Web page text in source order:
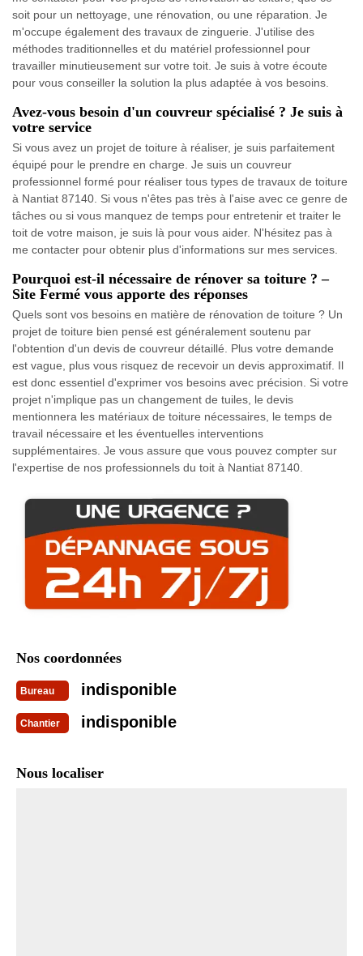
soit pour un nettoyage, une rénovation, ou une réparation. Je
m'occupe également des travaux de zinguerie. J'utilise des
méthodes traditionnelles et du matériel professionnel pour
travailler minutieusement sur votre toit. Je suis à votre écoute
pour vous conseiller la solution la plus adaptée à vos besoins.
Avez-vous besoin d'un couvreur spécialisé ? Je suis à
votre service
Si vous avez un projet de toiture à réaliser, je suis parfaitement
équipé pour le prendre en charge. Je suis un couvreur
professionnel formé pour réaliser tous types de travaux de toiture
à Nantiat 87140. Si vous n'êtes pas très à l'aise avec ce genre de
tâches ou si vous manquez de temps pour entretenir et traiter le
toit de votre maison, je suis là pour vous aider. N'hésitez pas à
me contacter pour obtenir plus d'informations sur mes services.
Pourquoi est-il nécessaire de rénover sa toiture ? –
Site Fermé vous apporte des réponses
Quels sont vos besoins en matière de rénovation de toiture ? Un
projet de toiture bien pensé est généralement soutenu par
l'obtention d'un devis de couvreur détaillé. Plus votre demande
est vague, plus vous risquez de recevoir un devis approximatif. Il
est donc essentiel d'exprimer vos besoins avec précision. Si votre
projet n'implique pas un changement de tuiles, le devis
mentionnera les matériaux de toiture nécessaires, le temps de
travail nécessaire et les éventuelles interventions
supplémentaires. Je vous assure que vous pouvez compter sur
l'expertise de nos professionnels du toit à Nantiat 87140.
Nos coordonnées
Bureau indisponible
Chantier indisponible
Nous localiser